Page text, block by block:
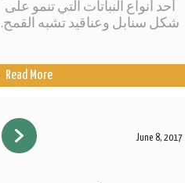
أحد أنواع النباتات التي تنمو على
شكل سنابل وعناقيد تشبه القمح.
Read More
June 8, 2017